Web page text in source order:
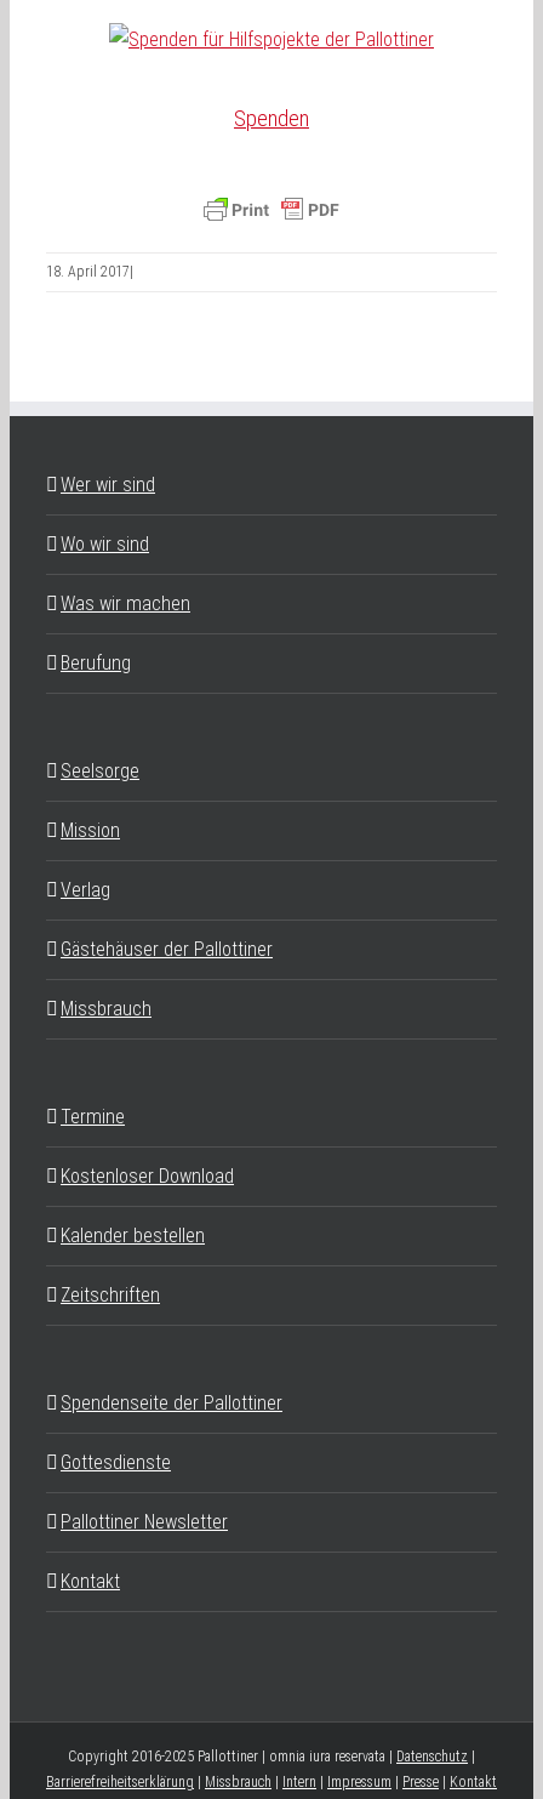
Spenden
18. April 2017
Wer wir sind
Wo wir sind
Was wir machen
Berufung
Seelsorge
Mission
Verlag
Gästehäuser der Pallottiner
Missbrauch
Termine
Kostenloser Download
Kalender bestellen
Zeitschriften
Spendenseite der Pallottiner
Gottesdienste
Pallottiner Newsletter
Kontakt
Copyright 2016-2025 Pallottiner | omnia iura reservata | Datenschutz
Barrierefreiheitserklärung
Missbrauch Intern Impressum Presse Kontakt